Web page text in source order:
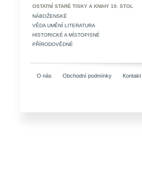
OSTATNÍ STARÉ TISKY A KNIHY 19. STOL
NÁBOŽENSKÉ
VĚDA UMĚNÍ LITERATURA
HISTORICKÉ A MÍSTOPISNÉ
PŘÍRODOVĚDNÉ
O nás Obchodní podmínky Kontakt